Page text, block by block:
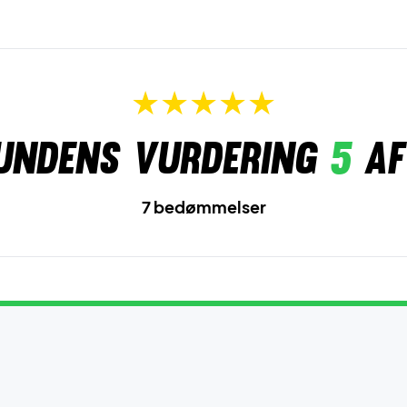
vurdering 5af
7 bedømmelser